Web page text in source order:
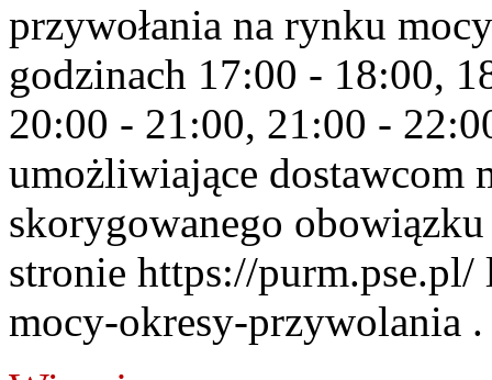
przywołania na rynku
godzinach 17:00 - 18:00,
20:00 - 21:00, 21:00 -
umożliwiające dostawcom
skorygowanego
stronie https://
mocy-okresy-przywolania